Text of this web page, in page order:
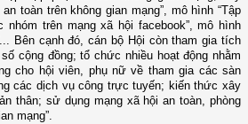
toàn trên không gian mạng”, mô hình “Tập
nhóm trên mạng xã hội facebook”,mô hình
Bên cạnh đó, cán bộ Hội còn tham gia tích
cộng đồng; tổ chức nhiều hoạt động nhằm
cho hội viên, phụ nữ về tham gia các sàn
các dịch vụ công trực tuyến; kiến thức xây
thân; sử dụng mạng xã hội an toàn, phòng
mạng”.